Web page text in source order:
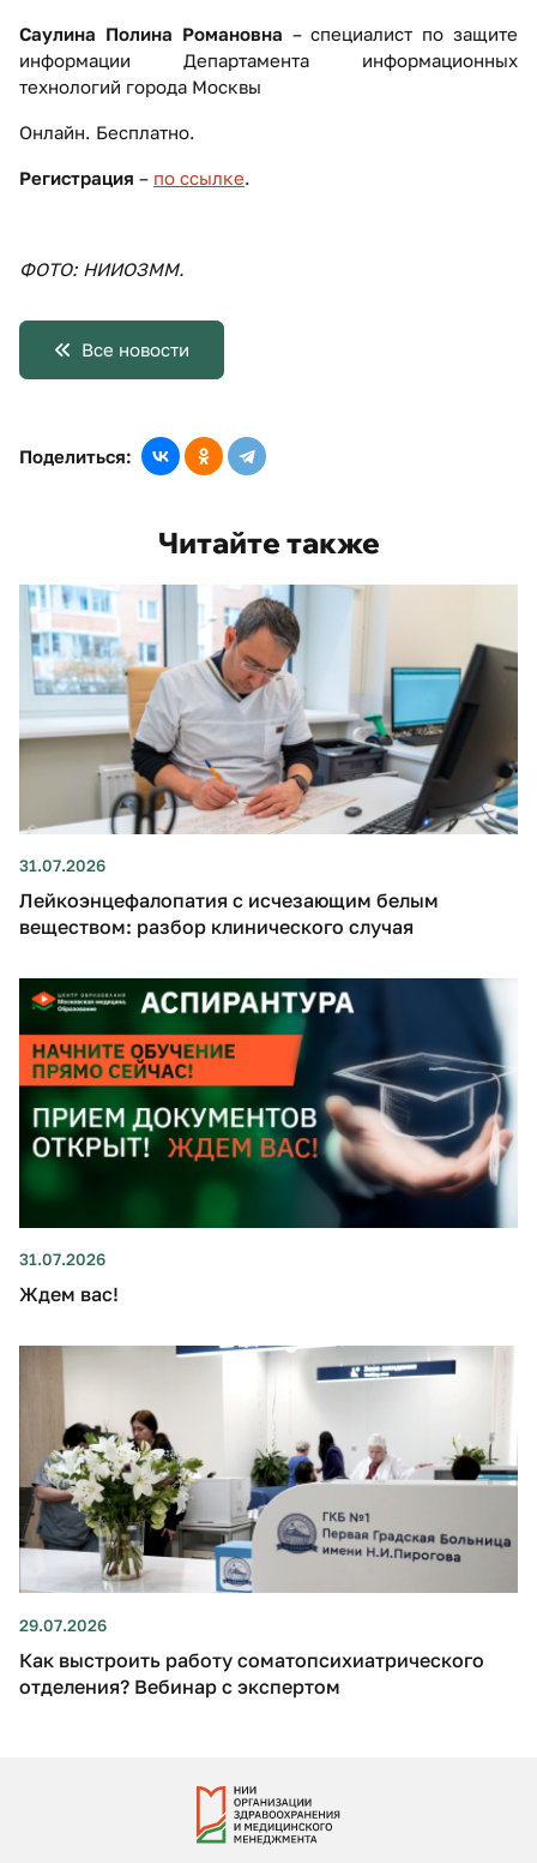
Саулина Полина Романовна – специалист по защите
информации Департамента информационных
технологий города Москвы
Онлайн. Бесплатно.
Регистрация – по ссылке
ФОТО: НИИОЗММ.
Все новости
Поделиться:
Читайте также
31.07.2026
Лейкоэнцефалопатия с исчезающим белым
веществом: разбор клинического случая
31.07.2026
Ждем вас!
29.07.2026
Как выстроить работу соматопсихиатрического
отделения? Вебинар с экспертом